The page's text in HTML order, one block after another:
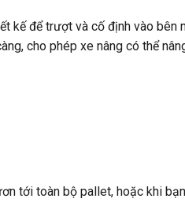
kế để trượt và cố định vào bên
cho phép xe nâng có thể
tới toàn bộ pallet, hoặc khi